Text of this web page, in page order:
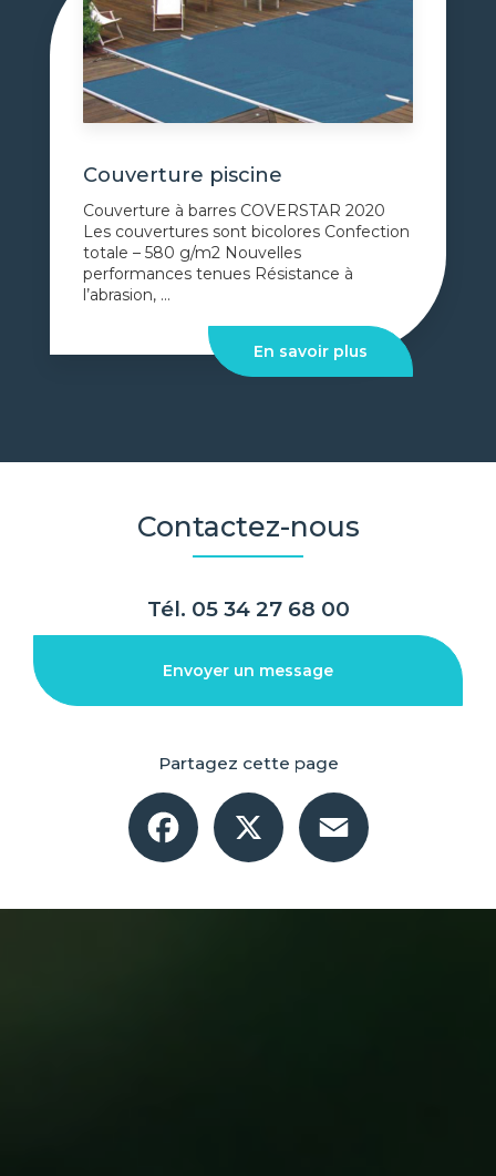
Couverture piscine
Couverture à barres COVERSTAR 2020
Les couvertures sont bicolores Confection
totale – 580 g/m2 Nouvelles
performances tenues Résistance à
l’abrasion, ...
En savoir plus
Contactez-nous
Tél. 05 34 27 68 00
Envoyer un message
Partagez cette page
Facebook